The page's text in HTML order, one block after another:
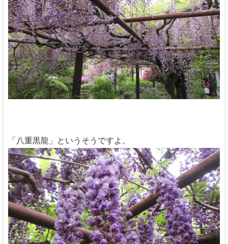
「八重黒龍」というそうですよ。